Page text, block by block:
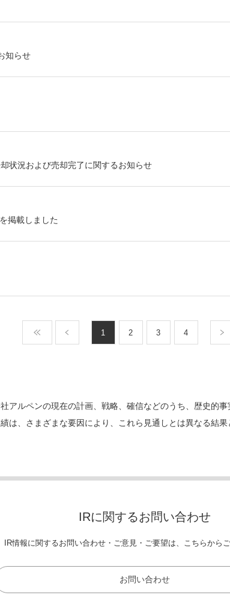
知らせ
状況および売却完了に関するお知らせ
掲載しました
1 2 3 4
アルペンの現在の計画、戦略、確信などのうち、歴史的
は、さまざまな要因により、これら見通しとは異なる結果
IRに関するお問い合わせ
IR情報に関するお問い合わせ・ご意見・ご要望は、 こちらから
お問い合わせ